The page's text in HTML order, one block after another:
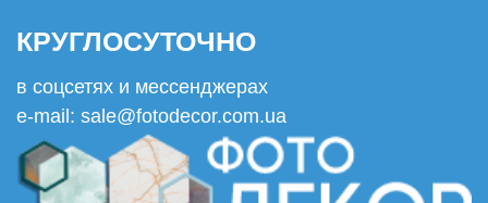
КРУГЛОСУТОЧНО
в соцсетях и мессенджерах
e-mail: sale@fotodecor.com.ua